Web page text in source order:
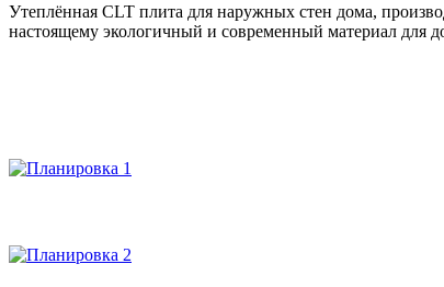
Утеплённая CLT плита для наружных стен дома,
настоящему экологичный и современный материал для